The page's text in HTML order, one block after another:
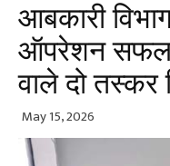
आबकारी
ऑपरेशन
वाले दो तस्कर
May 15, 2026